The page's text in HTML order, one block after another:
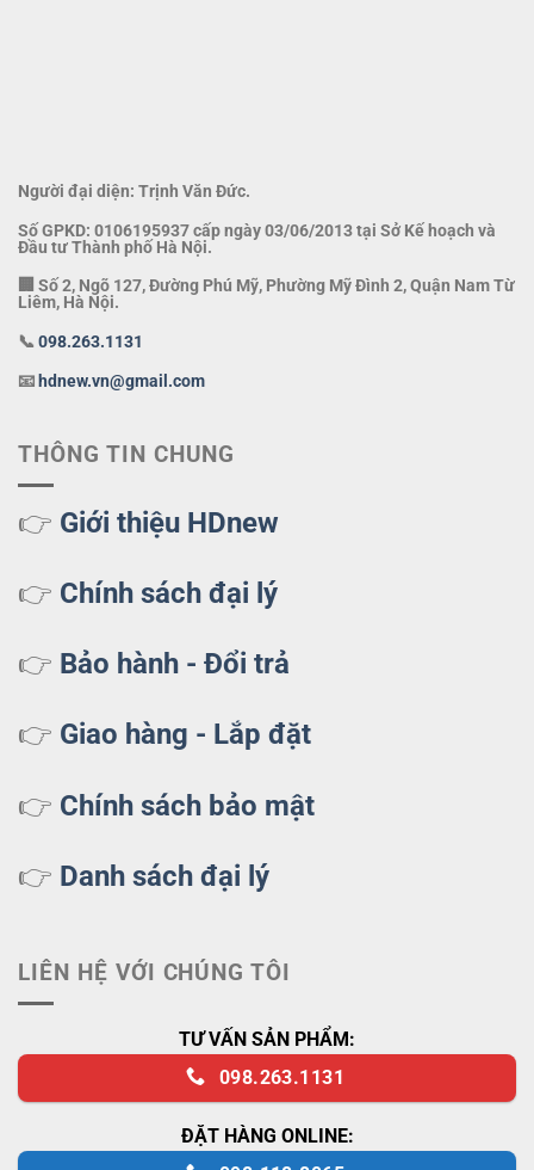
Người đại diện: Trịnh Văn Đức.
Số GPKD: 0106195937 cấp ngày 03/06/2013 tại Sở Kế hoạch và
Đầu tư Thành phố Hà Nội.
🏢 Số 2, Ngõ 127, Đường Phú Mỹ, Phường Mỹ Đình 2, Quận Nam Từ
Liêm, Hà Nội.
📞 098.263.1131
📧 hdnew.vn@gmail.com
THÔNG TIN CHUNG
👉 Giới thiệu HDnew
👉 Chính sách đại lý
👉 Bảo hành - Đổi trả
👉 Giao hàng - Lắp đặt
👉 Chính sách bảo mật
👉 Danh sách đại lý
LIÊN HỆ VỚI CHÚNG TÔI
TƯ VẤN SẢN PHẨM:
098.263.1131
ĐẶT HÀNG ONLINE: